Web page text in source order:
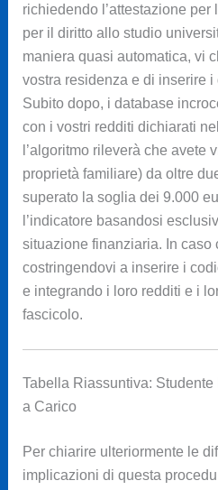
richiedendo l’attestazione per
per il diritto allo studio
maniera quasi automatica, vi
vostra residenza e di inserire i
Subito dopo, i database
con i vostri redditi dichiarati
l’algoritmo rileverà che avete
proprietà familiare) da oltre
superato la soglia dei 9.000
l’indicatore basandosi
situazione finanziaria. In caso
costringendovi a inserire i
e integrando i loro redditi e i
fascicolo.
Tabella Riassuntiva:
a Carico
Per chiarire ulteriormente le
implicazioni di questa